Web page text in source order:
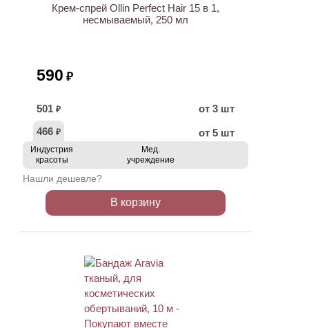
Крем-спрей Ollin Perfect Hair 15 в 1,
несмываемый, 250 мл
590 ₽
501 ₽
от 3 шт
466 ₽ от 5 шт
Индустрия
красоты
Мед.
учреждение
Нашли дешевле?
В корзину